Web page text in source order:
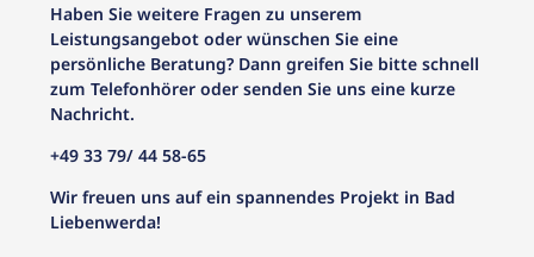
Haben Sie weitere Fragen zu unserem
Leistungsangebot oder wünschen Sie eine
persönliche Beratung? Dann greifen Sie bitte schnell
zum Telefonhörer oder senden Sie uns eine kurze
Nachricht.
+49 33 79/ 44 58-65
Wir freuen uns auf ein spannendes Projekt in Bad
Liebenwerda!